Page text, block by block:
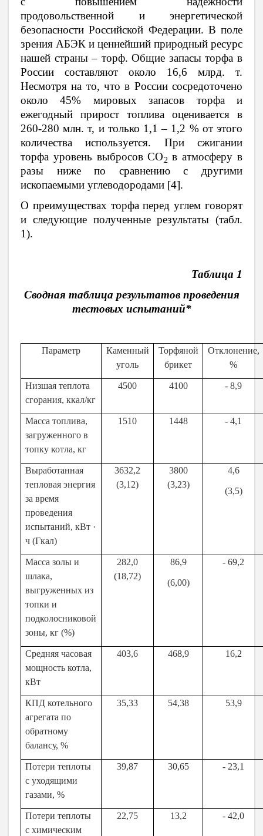
продовольственной и энергетической
безопасности Российской Федерации. В поле
зрения АБЭК и ценнейший природный ресурс
нашей страны – торф. Общие запасы торфа в
России составляют около 16,6 млрд. т.
Несмотря на то, что в России сосредоточено
около 45% мировых запасов торфа и
ежегодный прирост топлива оценивается в
260-280 млн. т, и только 1,1 – 1,2 % от этого
количества используется. При сжигании
торфа уровень выбросов СО 2 в атмосферу в
разы ниже по сравнению с другими
ископаемыми углеводородами [4].
О преимуществах торфа перед углем говорят
и следующие полученные результаты (табл.
1).
Таблица 1
Сводная таблица результатов проведения
тестовых испытаний*
Параметр
Каменный
уголь
Торфяной
брикет
Отклонение,
%
Низшая теплота
сгорания, ккал/кг
4500 4100 - 8,9
Масса топлива,
загруженного в
топку котла, кг
1510 1448 - 4,1
Выработанная
тепловая энергия
за время
проведения
испытаний, кВт ·
ч (Гкал)
3632,2
(3,12)
3800
(3,23)
4,6
(3,5)
Масса золы и
шлака,
выгруженных из
топки и
подколосниковой
зоны, кг (%)
282,0
(18,72)
86,9
(6,00)
- 69,2
Средняя часовая
мощность котла,
кВт
403,6 468,9 16,2
КПД котельного
агрегата по
обратному
балансу, %
35,33 54,38 53,9
Потери теплоты
с уходящими
газами, %
39,87 30,65 - 23,1
Потери теплоты
с химическим
22,75 13,2 - 42,0